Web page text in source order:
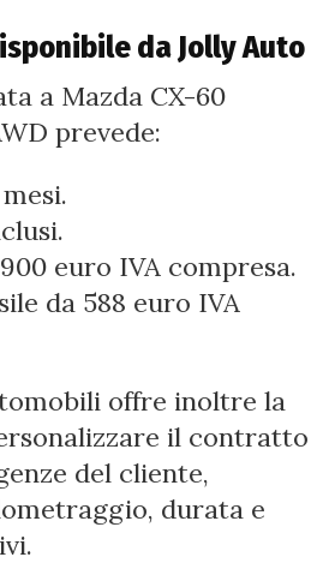
da Jolly Auto
a Mazda CX-60
prevede:
euro IVA compresa.
da 588 euro IVA
offre inoltre la
il contratto
del cliente,
durata e